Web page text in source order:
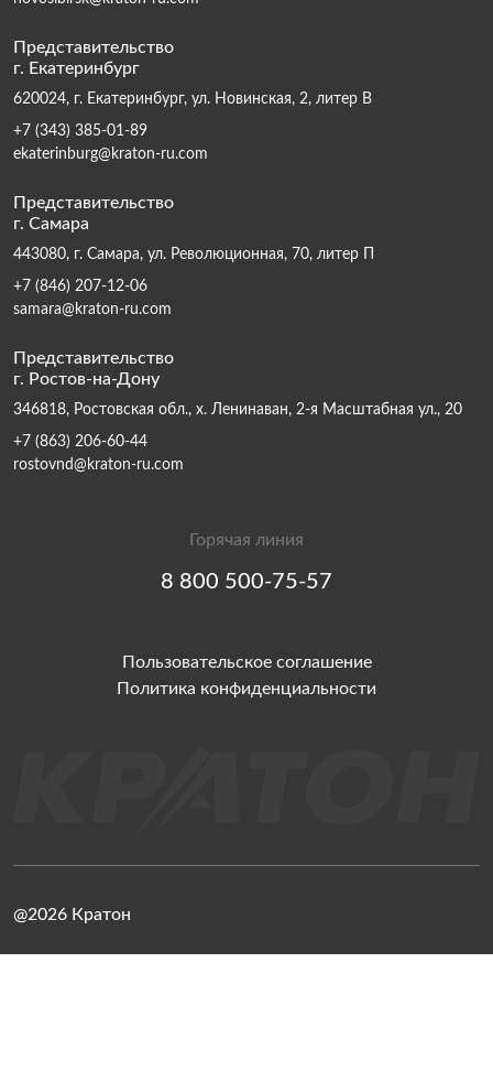
Представительство
г. Екатеринбург
620024, г. Екатеринбург, ул. Новинская, 2, литер В
+7 (343) 385-01-89
ekaterinburg@kraton-ru.com
Представительство
г. Самара
443080, г. Самара, ул. Революционная, 70, литер П
+7 (846) 207-12-06
samara@kraton-ru.com
Представительство
г. Ростов-на-Дону
346818, Ростовская обл., х. Ленинаван, 2-я Масштабная ул., 20
+7 (863) 206-60-44
rostovnd@kraton-ru.com
Горячая линия
8 800 500-75-57
Пользовательское соглашение
Политика конфиденциальности
@2026 Кратон